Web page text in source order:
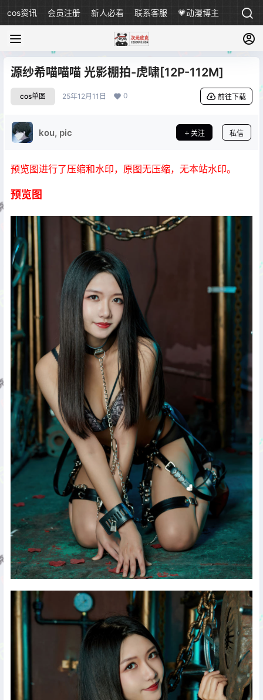
cos资讯 会员注册 新人必看 联系客服 💗动漫博主
源纱希喵喵喵 光影棚拍-虎啸[12P-112M]
cos单图 25年12月11日 0 前往下载
kou, pic 关注 私信
预览图进行了压缩和水印，原图无压缩，无本站水印。
预览图